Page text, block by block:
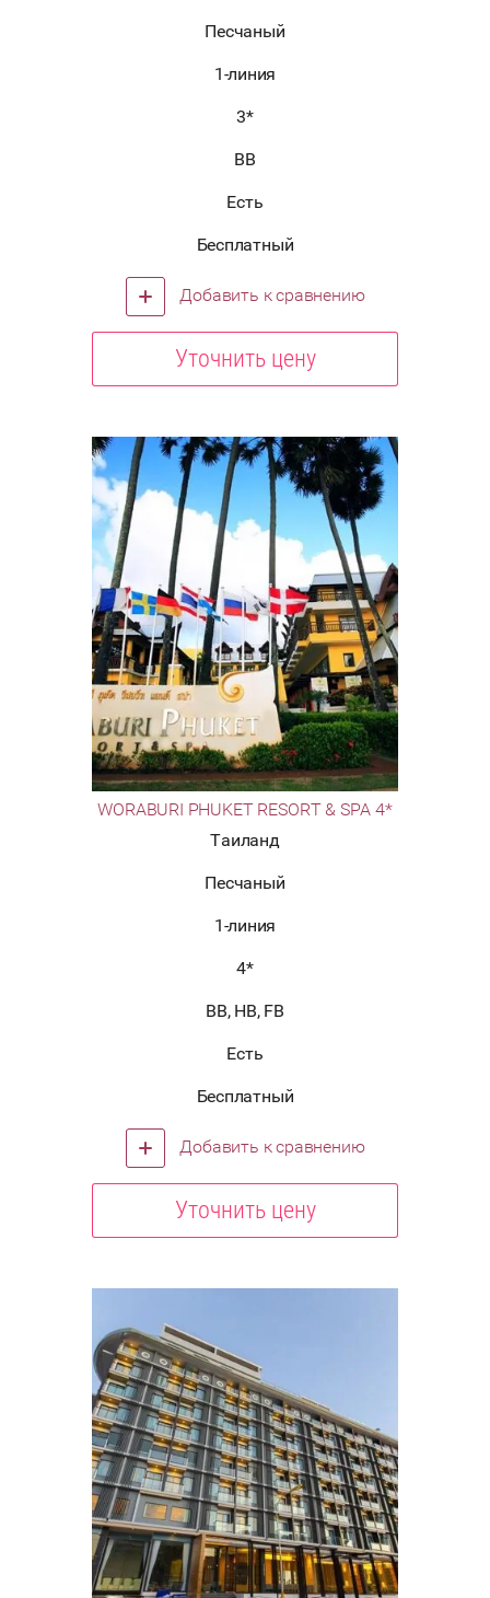
Песчаный
1-линия
3*
BB
Есть
Бесплатный
Добавить к сравнению
Уточнить цену
WORABURI PHUKET RESORT & SPA 4*
Таиланд
Песчаный
1-линия
4*
BB, HB, FB
Есть
Бесплатный
Добавить к сравнению
Уточнить цену